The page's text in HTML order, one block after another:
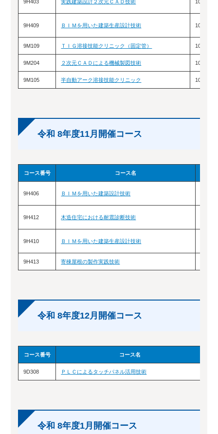
9H403 実践建築設計２次元ＣＡＤ技術 10/7（水
9H409 ＢＩＭを用いた建築生産設計技術 10/21（
9M109 ＴＩＧ溶接技能クリニック（固定管） 10/22（
9M204 ２次元ＣＡＤによる機械製図技術 10/29（
9M105 半自動アーク溶接技能クリニック 10/31（
令和 8年度11月開催コース
コース番号 コース名
9H406 ＢＩＭを用いた建築設計技術
9H412 木造住宅における耐震診断技術
9H410 ＢＩＭを用いた建築生産設計技術
9H413 寄棟屋根の製作実践技術
令和 8年度12月開催コース
コース番号 コース名
9D308 ＰＬＣによるタッチパネル活用技術
令和 8年度1月開催コース